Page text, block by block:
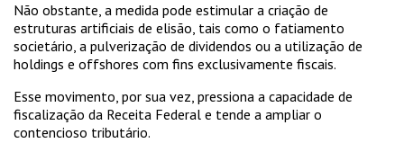
Não obstante, a medida pode estimular a criação de
estruturas artificiais de elisão, tais como o fatiamento
societário, a pulverização de dividendos ou a utilização de
holdings e offshores com fins exclusivamente fiscais.
Esse movimento, por sua vez, pressiona a capacidade de
fiscalização da Receita Federal e tende a ampliar o
contencioso tributário.